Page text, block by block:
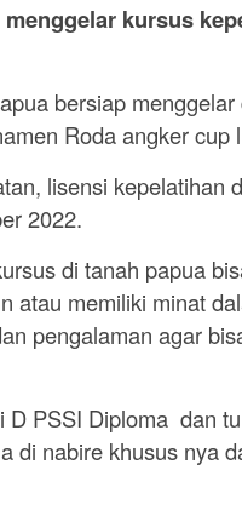
kursus
bersiap
Roda angker cup
lisensi kepelatihan
2022.
di tanah papua
atau memiliki minat
pengalaman agar
D PSSI Diploma dan
di nabire khusus nya